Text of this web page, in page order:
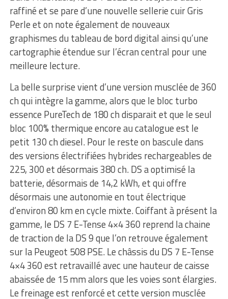
raffiné et se pare d’une nouvelle sellerie cuir Gris
Perle et on note également de nouveaux
graphismes du tableau de bord digital ainsi qu’une
cartographie étendue sur l’écran central pour une
meilleure lecture.
La belle surprise vient d’une version musclée de 360
ch qui intègre la gamme, alors que le bloc turbo
essence PureTech de 180 ch disparait et que le seul
bloc 100% thermique encore au catalogue est le
petit 130 ch diesel. Pour le reste on bascule dans
des versions électrifiées hybrides rechargeables de
225, 300 et désormais 380 ch. DS a optimisé la
batterie, désormais de 14,2 kWh, et qui offre
désormais une autonomie en tout électrique
d’environ 80 km en cycle mixte. Coiffant à présent la
gamme, le DS 7 E-Tense 4×4 360 reprend la chaine
de traction de la DS 9 que l’on retrouve également
sur la Peugeot 508 PSE. Le châssis du DS 7 E-Tense
4×4 360 est retravaillé avec une hauteur de caisse
abaissée de 15 mm alors que les voies sont élargies.
Le freinage est renforcé et cette version musclée